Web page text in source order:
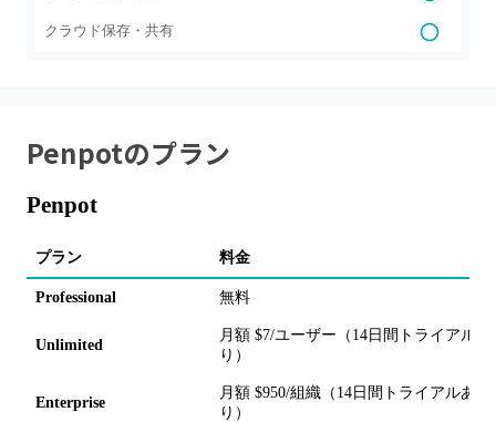
クラウド保存・共有
Penpotのプラン
Penpot
プラン 料金
Professional 無料
Unlimited
月額 $7/ユーザー（14日間トライアルあ
り）
Enterprise
月額 $950/組織（14日間トライアルあ
り）